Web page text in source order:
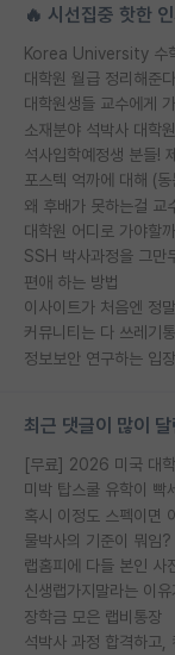
🔥 시선집중 핫한
대학원 월급 정리해준
소재분야 석박사 대학
대학원 어디로 가야할
편애 하는 방법
이사이트가 처음엔 정
커뮤니티는 다 쓰레기
최근 댓글이 많이
미박 탑스쿨 유학이 빡
혹시 이정도 스펙이면
물박사의 기준이 뭐임?
랩홈피에 다들 본인 사
신생랩가지말라는 이
장학금 모은 랩비통장